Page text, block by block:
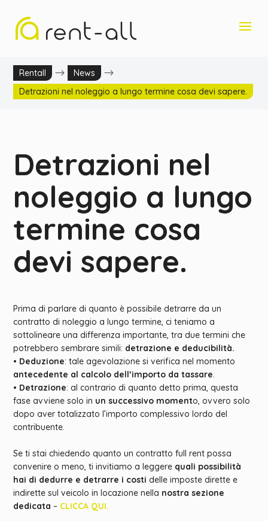
Rentall $ News $
Detrazioni nel noleggio a lungo termine cosa devi sapere.
Detrazioni nel
noleggio a lungo
termine cosa
devi sapere.
Prima di parlare di quanto è possibile detrarre da un
contratto di noleggio a lungo termine, ci teniamo a
sottolineare una differenza importante, tra due termini che
potrebbero sembrare simili: detrazione e deducibilità.
• Deduzione: tale agevolazione si verifica nel momento
antecedente al calcolo dell’importo da tassare.
• Detrazione: al contrario di quanto detto prima, questa
fase avviene solo in un successivo momento, ovvero solo
dopo aver totalizzato l’importo complessivo lordo del
contribuente.
Se ti stai chiedendo quanto un contratto full rent possa
convenire o meno, ti invitiamo a leggere quali possibilità
hai di dedurre e detrarre i costi delle imposte dirette e
indirette sul veicolo in locazione nella nostra sezione
dedicata – CLICCA QUI.